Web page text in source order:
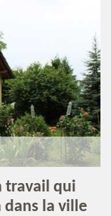
travail qui
dans la ville